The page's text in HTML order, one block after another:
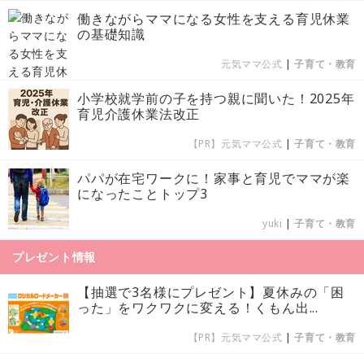
働きながらママになる女性を支える育児休業
の基礎知識
元気ママ公式 |子育て・教育
小学校就学前の子を持つ親に聞いた！2025年
育児介護休業法改正
【PR】元気ママ公式 |子育て・教育
パパが在宅ワークに！家事と育児でママが楽
になったことトップ3
yuki |子育て・教育
プレゼント情報
【抽選で3名様にプレゼント】夏休みの「困
った」をワクワクに変える！くもん出...
【PR】元気ママ公式 |子育て・教育